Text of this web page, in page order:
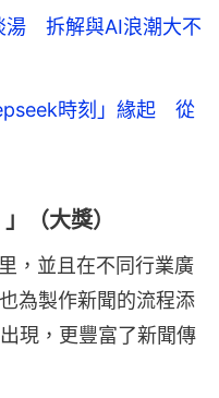
拆解與AI浪潮大不
時刻」緣起 從
（大獎）
，並且在不同行業廣
為製作新聞的流程添
現，更豐富了新聞傳